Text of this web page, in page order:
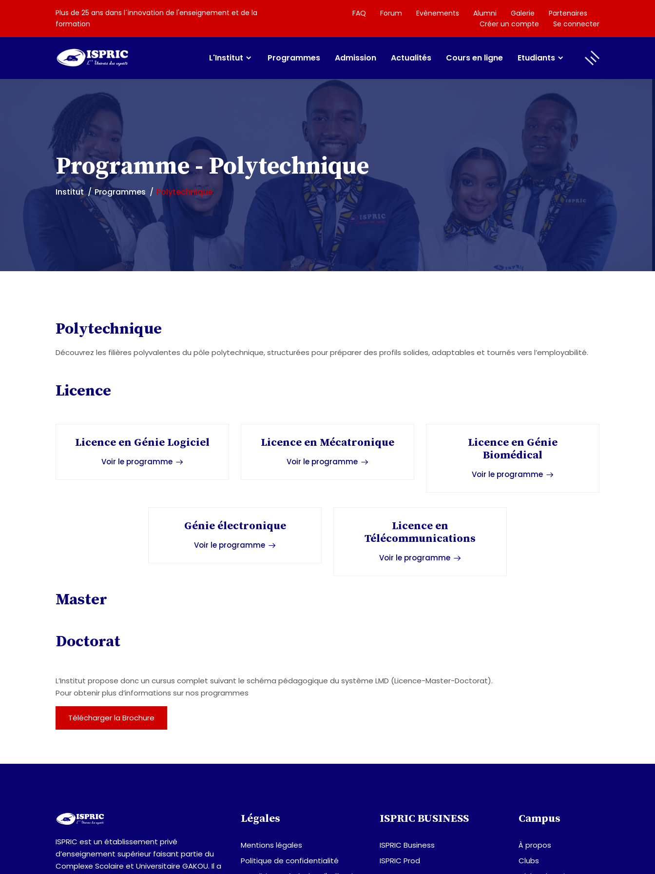
Plus de 25 ans dans l´innovation de l'enseignement et de la
formation
FAQ Forum Evènements Alumni Galerie
Partenaires
Créer un compte
Se connecter
L'Institut Programmes Admission Actualités Cours en ligne Etudiants
Programme - Polytechnique
Institut Programmes Polytechnique
Polytechnique
Découvrez les filières polyvalentes du pôle polytechnique, structurées pour préparer des profils solides, adaptables et tournés vers l’employabilité.
Licence
Licence en Génie Logiciel
Voir le programme
Licence en Mécatronique
Voir le programme
Licence en Génie
Biomédical
Voir le programme
Génie électronique
Voir le programme
Licence en
Télécommunications
Voir le programme
Master
Doctorat
L’Institut propose donc un cursus complet suivant le schéma pédagogique du système LMD (Licence-Master-Doctorat).
Pour obtenir plus d’informations sur nos programmes
Télécharger la Brochure
ISPRIC est un établissement privé
d’enseignement supérieur faisant partie du
Complexe Scolaire et Universitaire GAKOU. Il a
Légales
Mentions légales
Politique de confidentialité
ISPRIC BUSINESS
ISPRIC Business
ISPRIC Prod
Campus
À propos
Clubs